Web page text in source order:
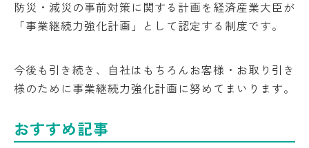
防災・減災の事前対策に関する計画を経済産業大臣が
「事業継続力強化計画」として認定する制度です。
今後も引き続き、自社はもちろんお客様・お取り引き
様のために事業継続力強化計画に努めてまいります。
おすすめ記事